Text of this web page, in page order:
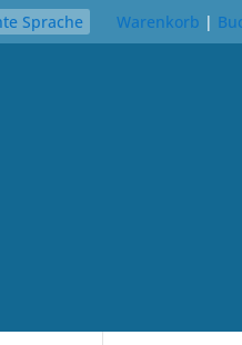
Sprache Warenkorb |